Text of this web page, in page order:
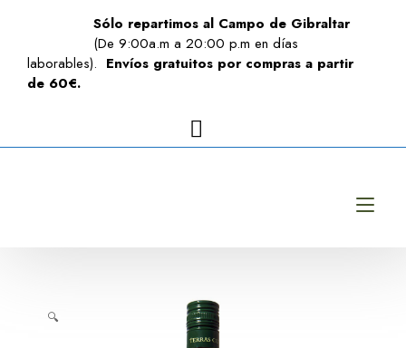
Sólo repartimos al Campo de Gibraltar
(De 9:00a.m a 20:00 p.m en días
laborables). Envíos gratuitos por compras a partir
de 60€.
🔍